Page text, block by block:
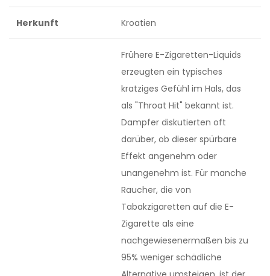
Herkunft Kroatien
Frühere E-Zigaretten-Liquids
erzeugten ein typisches
kratziges Gefühl im Hals, das
als "Throat Hit" bekannt ist.
Dampfer diskutierten oft
darüber, ob dieser spürbare
Effekt angenehm oder
unangenehm ist. Für manche
Raucher, die von
Tabakzigaretten auf die E-
Zigarette als eine
nachgewiesenermaßen bis zu
95% weniger schädliche